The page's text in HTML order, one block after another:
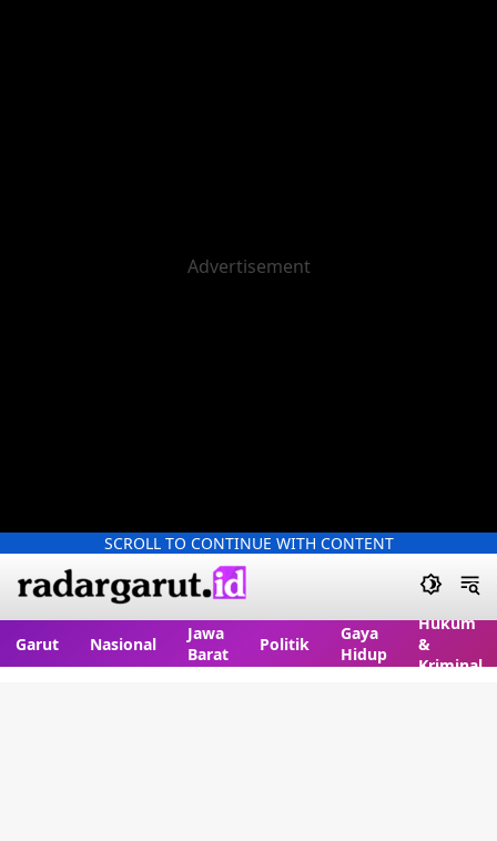
SCROLL TO CONTINUE WITH CONTENT
Garut Nasional
Jawa
Barat
Politik
Gaya
Hidup
Hukum
&
Kriminal